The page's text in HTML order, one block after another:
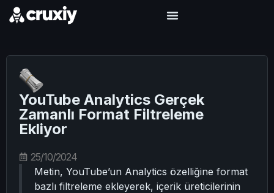
YouTube Analytics Gerçek
Zamanlı Format Filtreleme
Ekliyor
25/10/2024
Metin, YouTube’un Analytics özelliğine format
bazlı filtreleme ekleyerek, içerik üreticilerinin